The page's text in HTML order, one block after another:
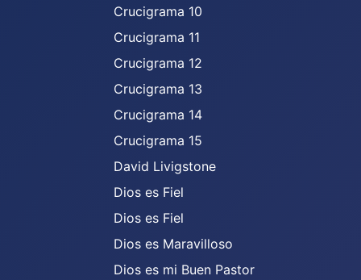
Crucigrama 10
Crucigrama 11
Crucigrama 12
Crucigrama 13
Crucigrama 14
Crucigrama 15
David Livigstone
Dios es Fiel
Dios es Fiel
Dios es Maravilloso
Dios es mi Buen Pastor